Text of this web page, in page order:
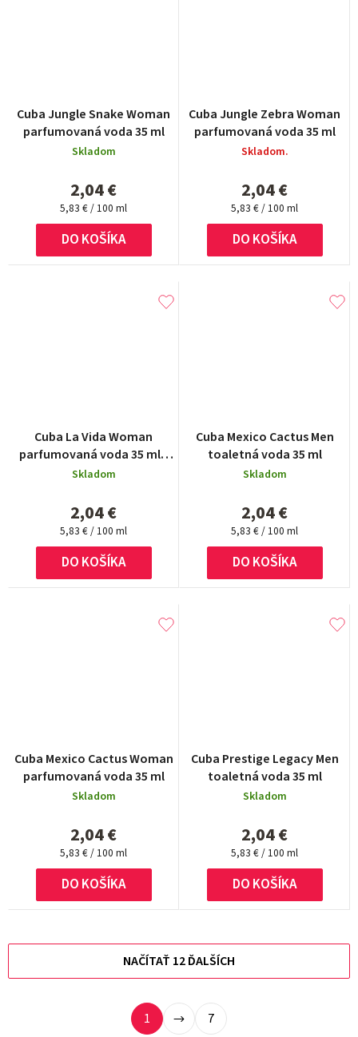
Cuba Jungle Snake Woman
parfumovaná voda 35 ml
Skladom
2,04 €
Jednotková
cena:
5,83 € / 100 ml
DO KOŠÍKA
Cuba Jungle Zebra Woman
parfumovaná voda 35 ml
Skladom.
2,04 €
Jednotková
cena:
5,83 € / 100 ml
DO KOŠÍKA
Cuba La Vida Woman
parfumovaná voda 35 ml -
bez obalu
Skladom
2,04 €
Jednotková
cena:
5,83 € / 100 ml
DO KOŠÍKA
Cuba Mexico Cactus Men
toaletná voda 35 ml
Skladom
2,04 €
Jednotková
cena:
5,83 € / 100 ml
DO KOŠÍKA
Cuba Mexico Cactus Woman
parfumovaná voda 35 ml
Skladom
2,04 €
Jednotková
cena:
5,83 € / 100 ml
DO KOŠÍKA
Cuba Prestige Legacy Men
toaletná voda 35 ml
Skladom
2,04 €
Jednotková
cena:
5,83 € / 100 ml
DO KOŠÍKA
NAČÍTAŤ 12 ĎALŠÍCH
S
1 7